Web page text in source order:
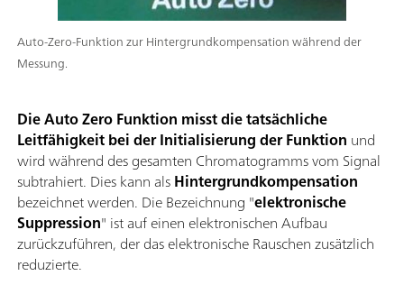
Auto-Zero-Funktion zur Hintergrundkompensation während der
Messung.
Die Auto ZeroFunktion misst die tatsächliche
Leitfähigkeit bei der Initialisierung der Funktion und
wird während des gesamten Chromatogramms vom Signal
subtrahiert. Dies kann alsHintergrundkompensation
bezeichnet werden. Die Bezeichnung "elektronische
Suppression" ist auf einen elektronischen Aufbau
zurückzuführen, der das elektronische Rauschen zusätzlich
reduzierte.